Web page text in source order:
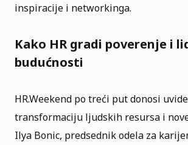
inspiracije i networkinga.
Kako HR gradi poverenje i
budućnosti
HR.Weekend po treći put donosi
transformaciju ljudskih resursa i
Ilya Bonic, predsednik odela za